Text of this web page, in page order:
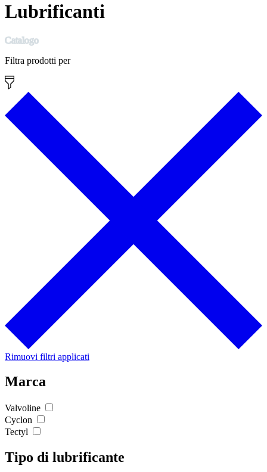
Lubrificanti
Catalogo
Filtra prodotti per
Rimuovi filtri applicati
Marca
Valvoline
Cyclon
Tectyl
Tipo di lubrificante